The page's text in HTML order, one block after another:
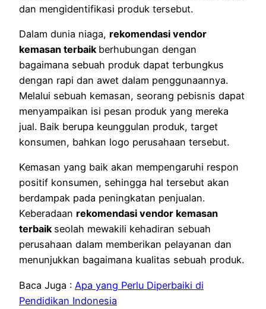
dan mengidentifikasi produk tersebut.
Dalam dunia niaga, rekomendasi vendor
kemasan terbaik berhubungan dengan
bagaimana sebuah produk dapat terbungkus
dengan rapi dan awet dalam penggunaannya.
Melalui sebuah kemasan, seorang pebisnis dapat
menyampaikan isi pesan produk yang mereka
jual. Baik berupa keunggulan produk, target
konsumen, bahkan logo perusahaan tersebut.
Kemasan yang baik akan mempengaruhi respon
positif konsumen, sehingga hal tersebut akan
berdampak pada peningkatan penjualan.
Keberadaan rekomendasi vendor kemasan
terbaik seolah mewakili kehadiran sebuah
perusahaan dalam memberikan pelayanan dan
menunjukkan bagaimana kualitas sebuah produk.
Baca Juga : Apa yang Perlu Diperbaiki di
Pendidikan Indonesia